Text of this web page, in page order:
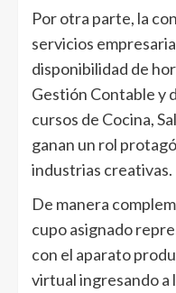
Por otra parte, la
servicios
disponibilidad de
Gestión Contable y
cursos de Cocina,
ganan un rol
industrias creativas.
De manera
cupo asignado
con el aparato
virtual ingresando a